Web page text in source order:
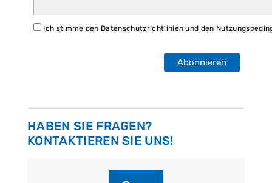
Ich stimme den Datenschutzrichtlinien und den
Abonnieren
HABEN SIE FRAGEN?
KONTAKTIEREN SIE UNS!